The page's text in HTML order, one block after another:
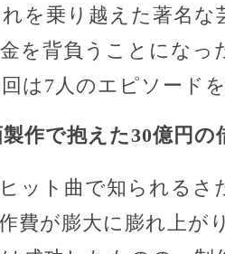
を乗り越えた著名な
を背負うことにな
は7人のエピソードを
作で抱えた30億円の
ヒット曲で知られる
費が膨大に膨れ上が